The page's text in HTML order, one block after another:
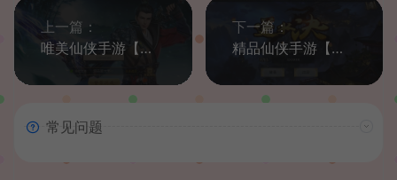
上一篇：
唯美仙侠手游【梦回大秦】最新整理Linux手工端+多区教程+安卓苹果双端+GM授权后台+详细搭建教程
下一篇：
精品仙侠手游【逆水决】最新整理WIN系一键即玩服务端+安卓苹果端+GM后台+详细搭建教程
常见问题